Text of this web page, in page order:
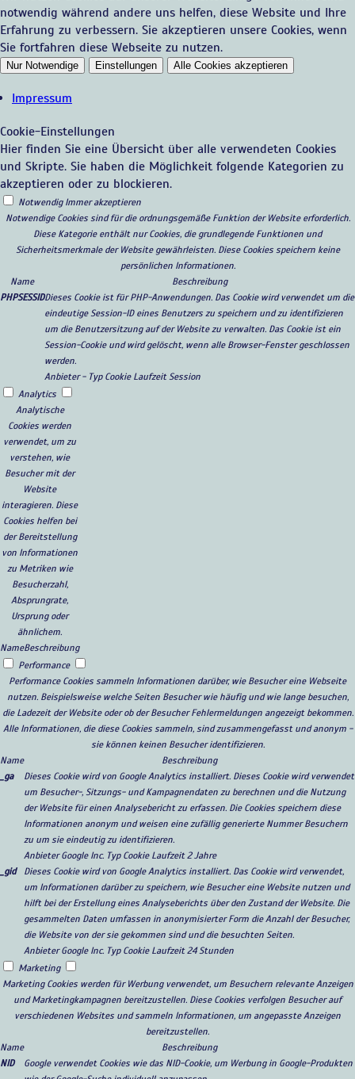
notwendig während andere uns helfen, diese Website und Ihre
Erfahrung zu verbessern. Sie akzeptieren unsere Cookies, wenn
Sie fortfahren diese Webseite zu nutzen.
Nur Notwendige Einstellungen Alle Cookies akzeptieren
Impressum
Cookie-Einstellungen
Hier finden Sie eine Übersicht über alle verwendeten Cookies
und Skripte. Sie haben die Möglichkeit folgende Kategorien zu
akzeptieren oder zu blockieren.
Notwendig Immer akzeptieren
Notwendige Cookies sind für die ordnungsgemäße Funktion der Website erforderlich.
Diese Kategorie enthält nur Cookies, die grundlegende Funktionen und
Sicherheitsmerkmale der Website gewährleisten. Diese Cookies speichern keine
persönlichen Informationen.
Name
Beschreibung
PHPSESSIDDieses Cookie ist für PHP-Anwendungen. Das Cookie wird verwendet um die
eindeutige Session-ID eines Benutzers zu speichern und zu identifizieren
um die Benutzersitzung auf der Website zu verwalten. Das Cookie ist ein
Session-Cookie und wird gelöscht, wenn alle Browser-Fenster geschlossen
werden.
Anbieter - Typ Cookie Laufzeit Session
Analytics
Analytische
Cookies werden
verwendet, um zu
verstehen, wie
Besucher mit der
Website
interagieren. Diese
Cookies helfen bei
der Bereitstellung
von Informationen
zu Metriken wie
Besucherzahl,
Absprungrate,
Ursprung oder
ähnlichem.
NameBeschreibung
Performance
Performance Cookies sammeln Informationen darüber, wie Besucher eine Webseite
nutzen. Beispielsweise welche Seiten Besucher wie häufig und wie lange besuchen,
die Ladezeit der Website oder ob der Besucher Fehlermeldungen angezeigt bekommen.
Alle Informationen, die diese Cookies sammeln, sind zusammengefasst und anonym -
sie können keinen Besucher identifizieren.
Name
Beschreibung
_ga
Dieses Cookie wird von Google Analytics installiert. Dieses Cookie wird verwendet
um Besucher-, Sitzungs- und Kampagnendaten zu berechnen und die Nutzung
der Website für einen Analysebericht zu erfassen. Die Cookies speichern diese
Informationen anonym und weisen eine zufällig generierte Nummer Besuchern
zu um sie eindeutig zu identifizieren.
Anbieter Google Inc. Typ Cookie Laufzeit 2 Jahre
_gid
Dieses Cookie wird von Google Analytics installiert. Das Cookie wird verwendet,
um Informationen darüber zu speichern, wie Besucher eine Website nutzen und
hilft bei der Erstellung eines Analyseberichts über den Zustand der Website. Die
gesammelten Daten umfassen in anonymisierter Form die Anzahl der Besucher,
die Website von der sie gekommen sind und die besuchten Seiten.
Anbieter Google Inc. Typ Cookie Laufzeit 24 Stunden
Marketing
Marketing Cookies werden für Werbung verwendet, um Besuchern relevante Anzeigen
und Marketingkampagnen bereitzustellen. Diese Cookies verfolgen Besucher auf
verschiedenen Websites und sammeln Informationen, um angepasste Anzeigen
bereitzustellen.
Name
Beschreibung
NID
Google verwendet Cookies wie das NID-Cookie, um Werbung in Google-Produkten